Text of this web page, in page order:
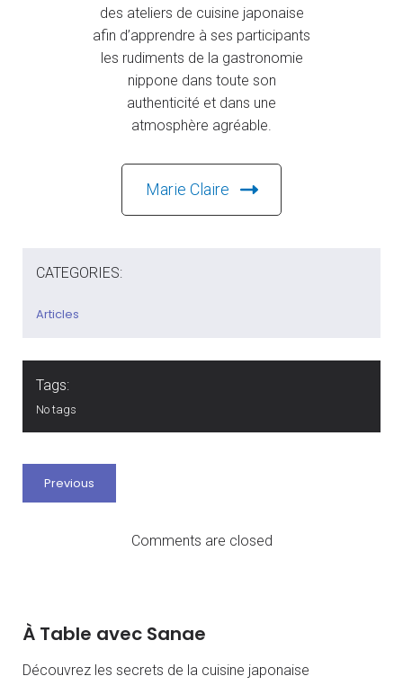
des ateliers de cuisine japonaise
afin d’apprendre à ses participants
les rudiments de la gastronomie
nippone dans toute son
authenticité et dans une
atmosphère agréable.
Marie Claire
CATEGORIES:
Articles
Tags:
No tags
Previous
Comments are closed
À Table avec Sanae
Découvrez les secrets de la cuisine japonaise